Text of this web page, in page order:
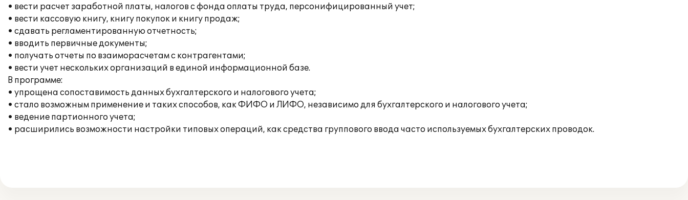
• вести расчет заработной платы, налогов с фонда оплаты труда, персонифицированный учет;
• вести кассовую книгу, книгу покупок и книгу продаж;
• сдавать регламентированную отчетность;
• вводить первичные документы;
• получать отчеты по взаиморасчетам с контрагентами;
• вести учет нескольких организаций в единой информационной базе.
В программе:
• упрощена сопоставимость данных бухгалтерского и налогового учета;
• стало возможным применение и таких способов, как ФИФО и ЛИФО, независимо для бухгалтерского и налогового учета;
• ведение партионного учета;
• расширились возможности настройки типовых операций, как средства группового ввода часто используемых бухгалтерских проводок.